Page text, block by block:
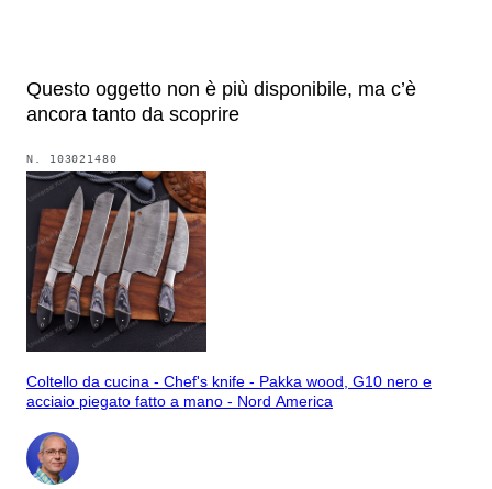
Questo oggetto non è più disponibile, ma c’è
ancora tanto da scoprire
N. 103021480
Coltello da cucina - Chef's knife - Pakka wood, G10 nero e
acciaio piegato fatto a mano - Nord America